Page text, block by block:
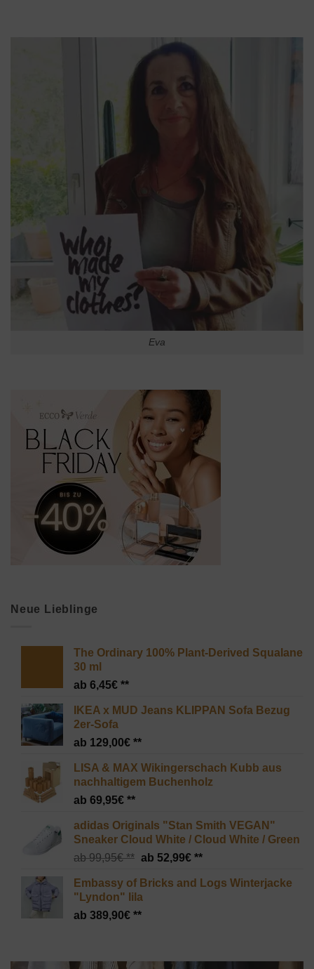
Eva
Neue Lieblinge
The Ordinary 100% Plant-Derived Squalane
30 ml
6,45€
IKEA x MUD Jeans KLIPPAN Sofa Bezug
2er-Sofa
129,00€
LISA & MAX Wikingerschach Kubb aus
nachhaltigem Buchenholz
69,95€
adidas Originals "Stan Smith VEGAN"
Sneaker Cloud White / Cloud White / Green
99,95€
Ursprünglicher
war:
99,95€
52,99€
Aktueller
ist:
Embassy of Bricks and Logs Winterjacke
"Lyndon" lila
389,90€